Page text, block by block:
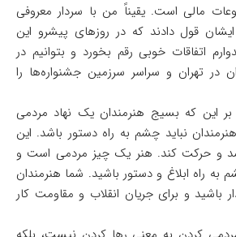
مالی است. یقیناً من با سردار معروفی
قول دادند که در روزهای پیشرو این
اتفاقات خوبی رقم بخورد و بتوانیم در
در تهران و سراسر سرزمین جشنواره‌ها را
بر این که بسیج هنرمندان یک نهاد مردمی
نباید چشم به راه دستور باشد. این
و حرکت کند. هنر یک چیز مردمی است و
به راه ابلاغ و دستور باشید. شما هنرمندان
باشید و برای جریان انقلاب و مقاومت کار